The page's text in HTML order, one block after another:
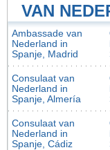
VAN
Ambassade van
Nederland in
Spanje, Madrid
Consulaat van
Nederland in
Spanje, Almería
Consulaat van
Nederland in
Spanje, Cádiz